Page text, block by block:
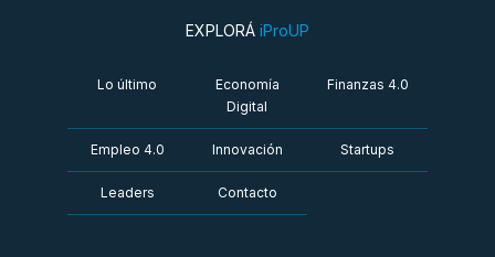
EXPLORÁ iProUP
Lo último
Economía
Digital
Finanzas 4.0
Empleo 4.0 Innovación Startups
Leaders Contacto